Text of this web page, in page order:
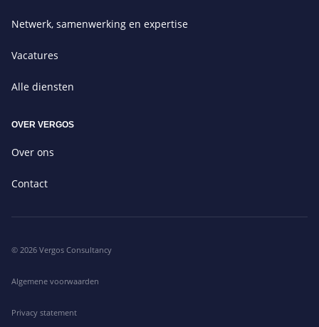
Netwerk, samenwerking en expertise
Vacatures
Alle diensten
OVER VERGOS
Over ons
Contact
© 2026 Vergos Consultancy
Algemene voorwaarden
Privacy statement